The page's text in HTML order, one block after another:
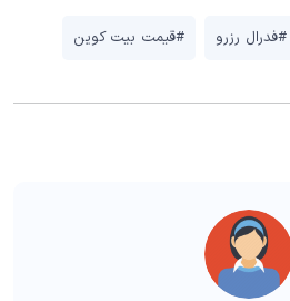
#فدرال رزرو #قیمت بیت کوین